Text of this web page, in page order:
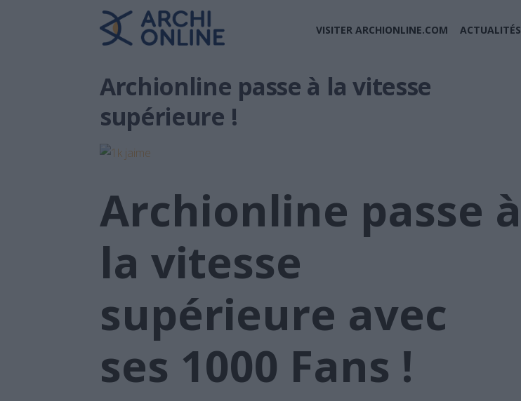
VISITER ARCHIONLINE.COM ACTUALITÉS
Archionline passe à la vitesse
supérieure !
Archionline passe à
la vitesse
supérieure avec
ses 1000 Fans !